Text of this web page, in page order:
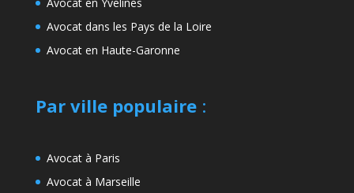
Avocat dans les Pays de la Loire
Avocat en Haute-Garonne
Par ville populaire:
Avocat à Paris
Avocat à Marseille